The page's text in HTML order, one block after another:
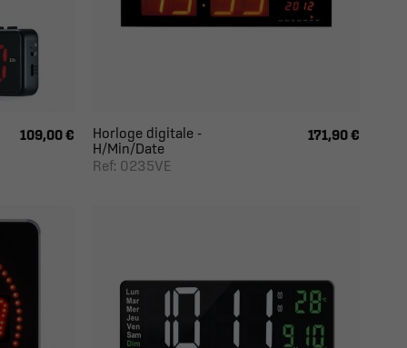
109,00 €
Horloge digitale -
H/Min/Date
Ref: 0235VE
171,90 €